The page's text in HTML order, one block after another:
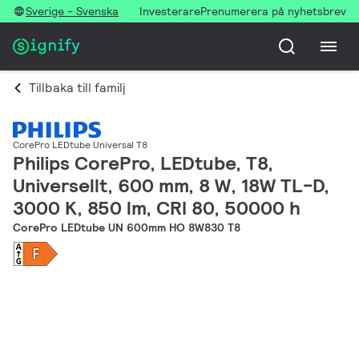
Sverige - Svenska InvesterarePrenumerera på nyhetsbrev
Tillbaka till familj
CorePro LEDtube Universal T8
Philips CorePro, LEDtube, T8,
Universellt, 600 mm, 8 W, 18W TL-D,
3000 K, 850 lm, CRI 80, 50000 h
CorePro LEDtube UN 600mm HO 8W830 T8